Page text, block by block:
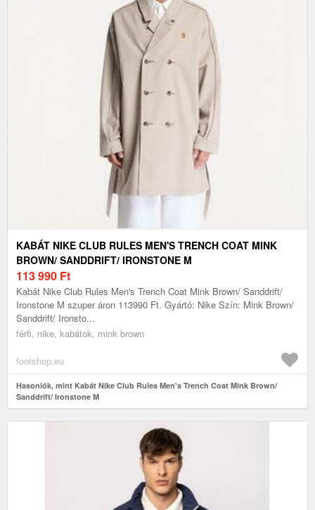
KABÁT NIKE CLUB RULES MEN'S TRENCH COAT MINK
BROWN/ SANDDRIFT/ IRONSTONE M
113 990 Ft
Kabát Nike Club Rules Men's Trench Coat Mink Brown/ Sanddrift/
Ironstone M szuper áron 113990 Ft. Gyártó: Nike Szín: Mink Brown/
Sanddrift/ Ironsto...
férfi, nike, kabátok, mink brown
footshop.eu
Hasonlók, mint Kabát Nike Club Rules Men's Trench Coat Mink Brown/
Sanddrift/ Ironstone M